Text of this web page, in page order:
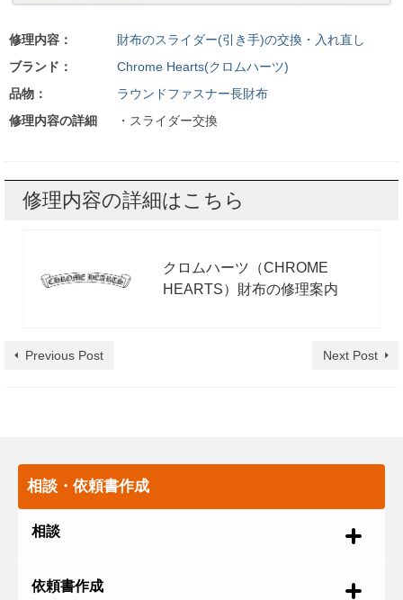
修理内容：
財布のスライダー(引き手)の交換・入れ直し
ブランド：
Chrome Hearts(クロムハーツ)
品物：
ラウンドファスナー長財布
修理内容の詳細
・スライダー交換
修理内容の詳細はこちら
クロムハーツ（CHROME
HEARTS）財布の修理案内
Previous Post Next Post
相談・依頼書作成
相談
依頼書作成